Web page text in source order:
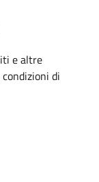
e altre
di